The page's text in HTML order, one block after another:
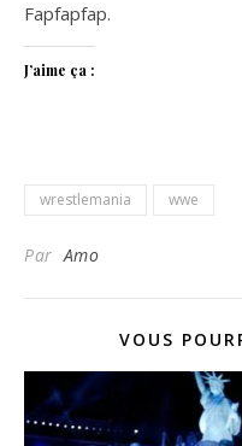
Fapfapfap.
J’aime ça :
wrestlemania wwe
ParAmo
VOUS